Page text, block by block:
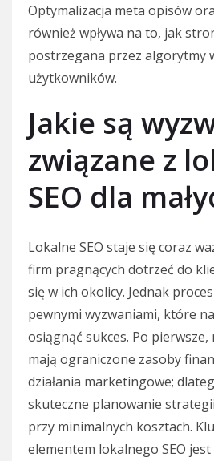
Optymalizacja meta opisów
również wpływa na to, jak
postrzegana przez algorytmy
użytkowników.
Jakie są
związane z
SEO dla
Lokalne SEO staje się coraz
firm pragnących dotrzeć do
się w ich okolicy. Jednak
pewnymi wyzwaniami, które
osiągnąć sukces. Po pierwsze,
mają ograniczone zasoby
działania marketingowe;
skuteczne planowanie
przy minimalnych kosztach.
elementem lokalnego SEO